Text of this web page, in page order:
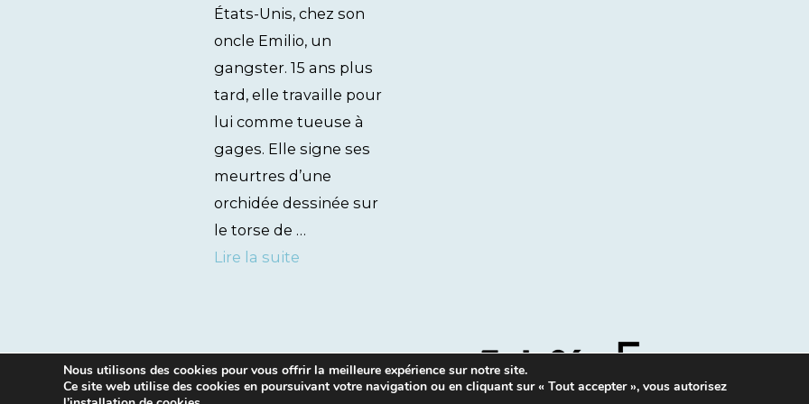
États-Unis, chez son
oncle Emilio, un
gangster. 15 ans plus
tard, elle travaille pour
lui comme tueuse à
gages. Elle signe ses
meurtres d’une
orchidée dessinée sur
le torse de …
Lire la suite
Nous utilisons des cookies pour vous offrir la meilleure expérience sur notre site.
Ce site web utilise des cookies en poursuivant votre navigation ou en cliquant sur « Tout accepter », vous autorisez